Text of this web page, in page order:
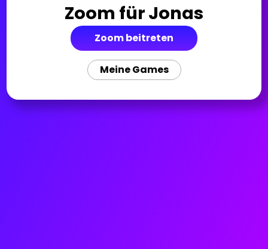
Zoom fürJonas
Zoom beitreten
Meine Games